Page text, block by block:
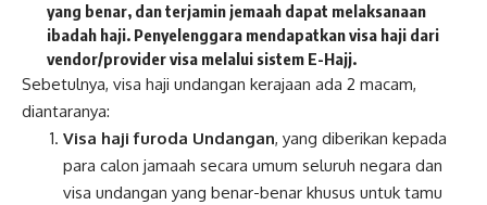
yang benar, dan terjamin jemaah dapat melaksanaan
ibadah haji. Penyelenggara mendapatkan visa haji dari
vendor/provider visa melalui sistem E-Hajj.
Sebetulnya, visa haji undangan kerajaan ada 2 macam,
diantaranya:
Visa haji furoda Undangan, yang diberikan kepada
para calon jamaah secara umum seluruh negara dan
visa undangan yang benar-benar khusus untuk tamu